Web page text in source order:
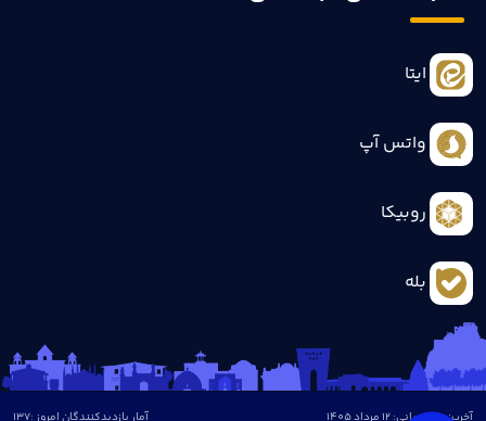
ایتا
واتس آپ
روبیکا
بله